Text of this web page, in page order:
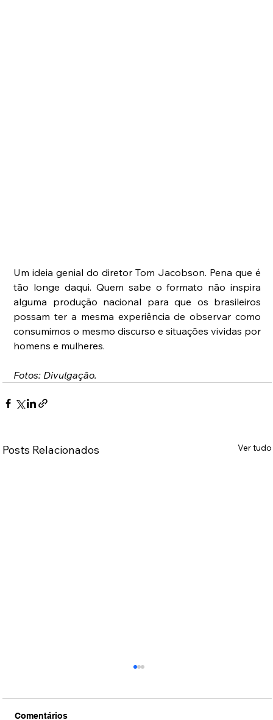
Um ideia genial do diretor Tom Jacobson. Pena que é
tão longe daqui. Quem sabe o formato não inspira
alguma produção nacional para que os brasileiros
possam ter a mesma experiência de observar como
consumimos o mesmo discurso e situações vividas por
homens e mulheres.
Fotos: Divulgação.
Posts Relacionados Ver tudo
Comentários